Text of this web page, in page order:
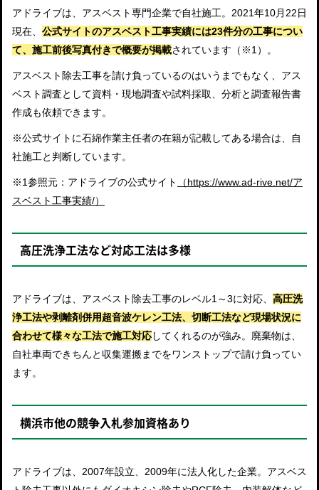
アドライブは、アスベスト専門企業で自社施工。2021年10月22日
現在、 公式サイトのアスベスト工事実績には23件分の工事につい
て、施工前後写真付きで概要が掲載されています（※1）。
アスベスト除去工事を請け負っているのはいうまでもなく、アス
ベスト調査として資料・現地調査や試料採取、分析と調査報告書
作成も依頼できます。
※公式サイトに石綿作業主任者の在籍が記載してある場合は、自
社施工と判断しています。
※1参照元：アドライブの公式サイト
（https://www.ad-rive.net/ア
スベスト工事実績/）
高圧洗浄工法など対応工法は多様
アドライブは、アスベスト除去工事のレベル1～3に対応、 高圧洗
浄工法や剥離剤併用超音波ケレン工法、切断工法など現場状況に
合わせて様々な工法で施工対応してくれるのが強み。廃棄物は、
自社車両できちんと収集運搬までをワンストップで請け負ってい
ます。
横浜市他の競争入札参加資格あり
アドライブは、2007年設立、2009年に法人化した企業。アスベス